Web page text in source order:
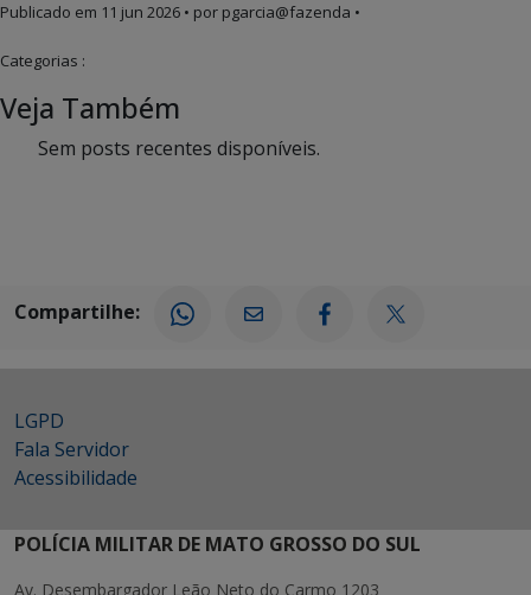
Publicado em 11 jun 2026 • por pgarcia@fazenda •
Categorias :
Veja Também
Sem posts recentes disponíveis.
Compartilhe:
LGPD
Fala Servidor
Acessibilidade
POLÍCIA MILITAR DE MATO GROSSO DO SUL
Av. Desembargador Leão Neto do Carmo 1203